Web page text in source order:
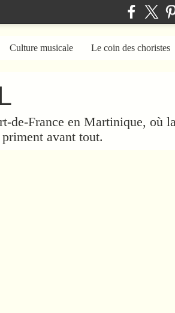
de-France en Martinique, où
avant tout.
Culture musicale Le coin des choristes